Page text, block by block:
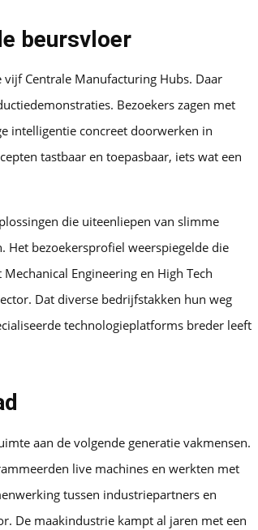
beursvloer
Centrale Manufacturing Hubs. Daar
Bezoekers zagen met
intelligentie concreet doorwerken in
tastbaar en toepasbaar, iets wat een
die uiteenliepen van slimme
Het bezoekersprofiel weerspiegelde die
Engineering en High Tech
Dat diverse bedrijfstakken hun weg
technologieplatforms breder leeft
aan de volgende generatie vakmensen.
live machines en werkten met
tussen industriepartners en
De maakindustrie kampt al jaren met een